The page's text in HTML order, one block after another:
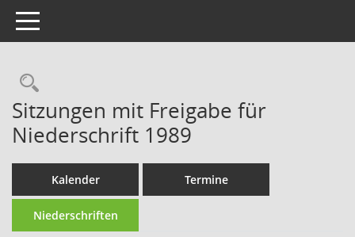
Toggle navigation
Rechercheauswahl
Sitzungen mit Freigabe für
Niederschrift 1989
Kalender Termine
Niederschriften